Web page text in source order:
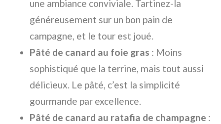
une ambiance conviviale. Tartinez-la
généreusement sur un bon pain de
campagne, et le tour est joué.
Pâté de canard au foie gras : Moins
sophistiqué que la terrine, mais tout aussi
délicieux. Le pâté, c’est la simplicité
gourmande par excellence.
Pâté de canard au ratafia de champagne :